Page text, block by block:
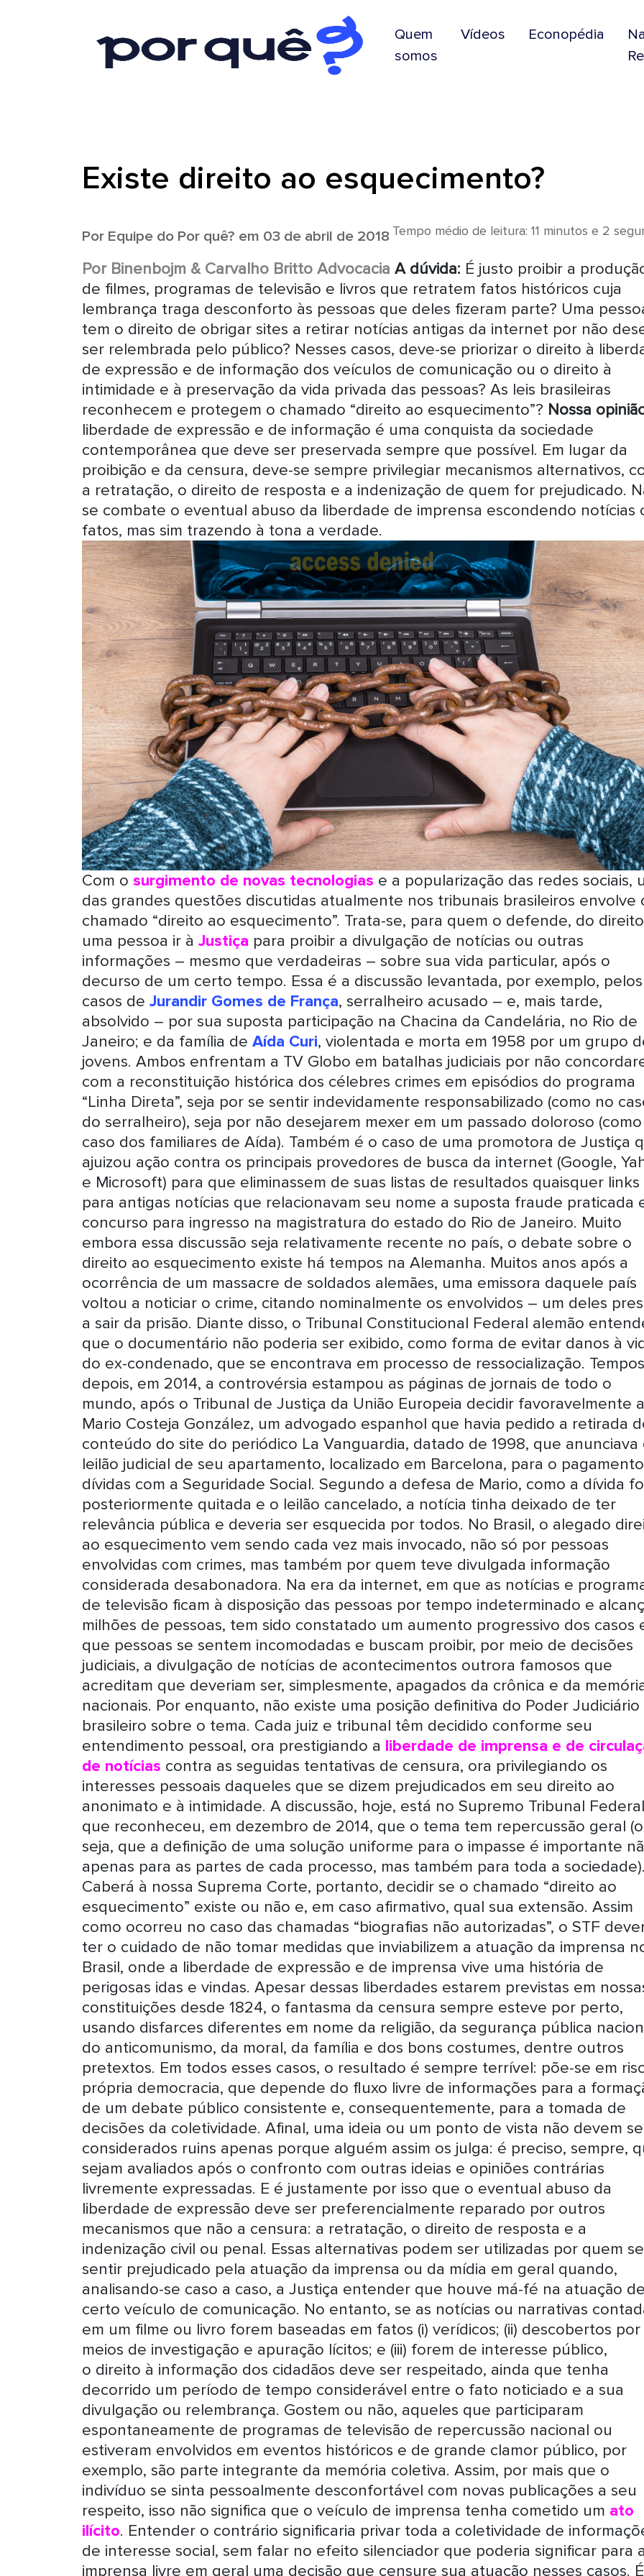
Quem
somos
Vídeos Econopédia
Existe direito ao esquecimento?
Por Equipe do Por quê? em 03 de abril de 2018 Tempo médio de leitura: 11 minutos e 2
Por Binenbojm & Carvalho Britto Advocacia A dúvida: É justo proibir a
de filmes, programas de televisão e livros que retratem fatos históricos cuja
lembrança traga desconforto às pessoas que deles fizeram parte? Uma
tem o direito de obrigar sites a retirar notícias antigas da internet por não
ser relembrada pelo público? Nesses casos, deve-se priorizar o direito à
de expressão e de informação dos veículos de comunicação ou o direito à
intimidade e à preservação da vida privada das pessoas? As leis brasileiras
reconhecem e protegem o chamado “direito ao esquecimento”? Nossa
liberdade de expressão e de informação é uma conquista da sociedade
contemporânea que deve ser preservada sempre que possível. Em lugar da
proibição e da censura, deve-se sempre privilegiar mecanismos alternativos,
a retratação, o direito de resposta e a indenização de quem for prejudicado.
se combate o eventual abuso da liberdade de imprensa escondendo notícias
fatos, mas sim trazendo à tona a verdade.
Com o surgimento de novas tecnologias e a popularização das redes sociais,
das grandes questões discutidas atualmente nos tribunais brasileiros envolve
chamado “direito ao esquecimento”. Trata-se, para quem o defende, do
uma pessoa ir à Justiça para proibir a divulgação de notícias ou outras
informações – mesmo que verdadeiras – sobre sua vida particular, após o
decurso de um certo tempo. Essa é a discussão levantada, por exemplo, pelos
casos de Jurandir Gomes de França, serralheiro acusado – e, mais tarde,
absolvido – por sua suposta participação na Chacina da Candelária, no Rio de
Janeiro; e da família de Aída Curi, violentada e morta em 1958 por um grupo
jovens. Ambos enfrentam a TV Globo em batalhas judiciais por não
com a reconstituição histórica dos célebres crimes em episódios do programa
“Linha Direta”, seja por se sentir indevidamente responsabilizado (como no
do serralheiro), seja por não desejarem mexer em um passado doloroso
caso dos familiares de Aída). Também é o caso de uma promotora de Justiça
ajuizou ação contra os principais provedores de busca da internet (Google,
e Microsoft) para que eliminassem de suas listas de resultados quaisquer links
para antigas notícias que relacionavam seu nome a suposta fraude praticada
concurso para ingresso na magistratura do estado do Rio de Janeiro. Muito
embora essa discussão seja relativamente recente no país, o debate sobre o
direito ao esquecimento existe há tempos na Alemanha. Muitos anos após a
ocorrência de um massacre de soldados alemães, uma emissora daquele país
voltou a noticiar o crime, citando nominalmente os envolvidos – um deles
a sair da prisão. Diante disso, o Tribunal Constitucional Federal alemão
que o documentário não poderia ser exibido, como forma de evitar danos à
do ex-condenado, que se encontrava em processo de ressocialização. Tempos
depois, em 2014, a controvérsia estampou as páginas de jornais de todo o
mundo, após o Tribunal de Justiça da União Europeia decidir favoravelmente a
Mario Costeja González, um advogado espanhol que havia pedido a retirada
conteúdo do site do periódico La Vanguardia, datado de 1998, que anunciava
leilão judicial de seu apartamento, localizado em Barcelona, para o
dívidas com a Seguridade Social. Segundo a defesa de Mario, como a dívida
posteriormente quitada e o leilão cancelado, a notícia tinha deixado de ter
relevância pública e deveria ser esquecida por todos. No Brasil, o alegado
ao esquecimento vem sendo cada vez mais invocado, não só por pessoas
envolvidas com crimes, mas também por quem teve divulgada informação
considerada desabonadora. Na era da internet, em que as notícias e
de televisão ficam à disposição das pessoas por tempo indeterminado e
milhões de pessoas, tem sido constatado um aumento progressivo dos casos
que pessoas se sentem incomodadas e buscam proibir, por meio de decisões
judiciais, a divulgação de notícias de acontecimentos outrora famosos que
acreditam que deveriam ser, simplesmente, apagados da crônica e da
nacionais. Por enquanto, não existe uma posição definitiva do Poder Judiciário
brasileiro sobre o tema. Cada juiz e tribunal têm decidido conforme seu
entendimento pessoal, ora prestigiando a liberdade de imprensa e de
de notícias contra as seguidas tentativas de censura, ora privilegiando os
interesses pessoais daqueles que se dizem prejudicados em seu direito ao
anonimato e à intimidade. A discussão, hoje, está no Supremo Tribunal
que reconheceu, em dezembro de 2014, que o tema tem repercussão geral
seja, que a definição de uma solução uniforme para o impasse é importante
apenas para as partes de cada processo, mas também para toda a sociedade).
Caberá à nossa Suprema Corte, portanto, decidir se o chamado “direito ao
esquecimento” existe ou não e, em caso afirmativo, qual sua extensão. Assim
como ocorreu no caso das chamadas “biografias não autorizadas”, o STF
ter o cuidado de não tomar medidas que inviabilizem a atuação da imprensa
Brasil, onde a liberdade de expressão e de imprensa vive uma história de
perigosas idas e vindas. Apesar dessas liberdades estarem previstas em
constituições desde 1824, o fantasma da censura sempre esteve por perto,
usando disfarces diferentes em nome da religião, da segurança pública
do anticomunismo, da moral, da família e dos bons costumes, dentre outros
pretextos. Em todos esses casos, o resultado é sempre terrível: põe-se em
própria democracia, que depende do fluxo livre de informações para a
de um debate público consistente e, consequentemente, para a tomada de
decisões da coletividade. Afinal, uma ideia ou um ponto de vista não devem
considerados ruins apenas porque alguém assim os julga: é preciso, sempre,
sejam avaliados após o confronto com outras ideias e opiniões contrárias
livremente expressadas. E é justamente por isso que o eventual abuso da
liberdade de expressão deve ser preferencialmente reparado por outros
mecanismos que não a censura: a retratação, o direito de resposta e a
indenização civil ou penal. Essas alternativas podem ser utilizadas por quem se
sentir prejudicado pela atuação da imprensa ou da mídia em geral quando,
analisando-se caso a caso, a Justiça entender que houve má-fé na atuação de
certo veículo de comunicação. No entanto, se as notícias ou narrativas
em um filme ou livro forem baseadas em fatos (i) verídicos; (ii) descobertos por
meios de investigação e apuração lícitos; e (iii) forem de interesse público,
o direito à informação dos cidadãos deve ser respeitado, ainda que tenha
decorrido um período de tempo considerável entre o fato noticiado e a sua
divulgação ou relembrança. Gostem ou não, aqueles que participaram
espontaneamente de programas de televisão de repercussão nacional ou
estiveram envolvidos em eventos históricos e de grande clamor público, por
exemplo, são parte integrante da memória coletiva. Assim, por mais que o
indivíduo se sinta pessoalmente desconfortável com novas publicações a seu
respeito, isso não significa que o veículo de imprensa tenha cometido um ato
ilícito. Entender o contrário significaria privar toda a coletividade de
de interesse social, sem falar no efeito silenciador que poderia significar para a
imprensa livre em geral uma decisão que censure sua atuação nesses casos. É